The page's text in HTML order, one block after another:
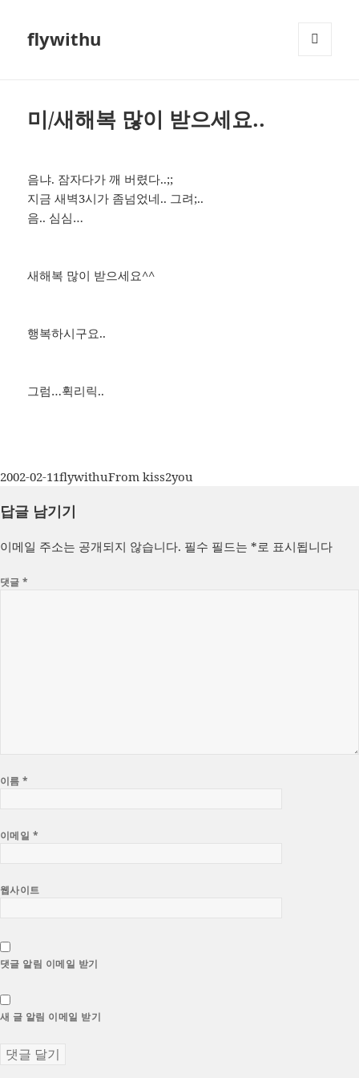
flywithu
미/새해복 많이 받으세요..
음냐. 잠자다가 깨 버렸다..;;
지금 새벽3시가 좀넘었네.. 그려;..
음.. 심심…
새해복 많이 받으세요^^
행복하시구요..
그럼…휙리릭..
작
일
2002-02-11글
이
flywithu카
From kiss2you
답글 남기기
이메일 주소는 공개되지 않습니다. 필수 필드는 *로 표시됩니다
댓글*
이름*
이메일 *
웹사이트
댓글 알림 이메일 받기
새 글 알림 이메일 받기